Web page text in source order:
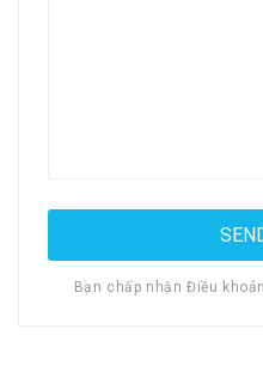
Bạn chấp nhận Điều